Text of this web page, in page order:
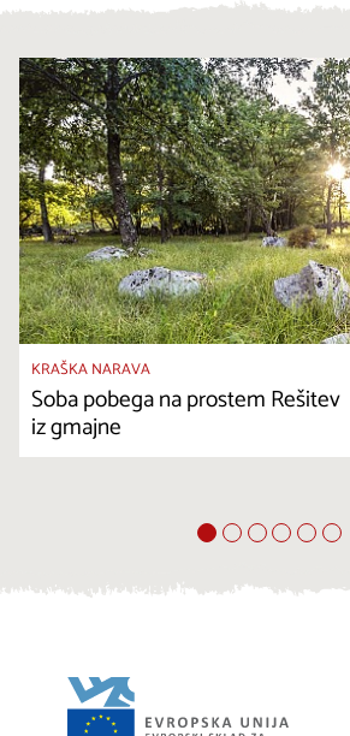
KRAŠKA NARAVA
Soba pobega na prostem Rešitev
iz gmajne